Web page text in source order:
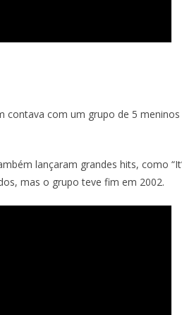
com um grupo de 5 meninos
lançaram grandes hits, como
mas o grupo teve fim em 2002.